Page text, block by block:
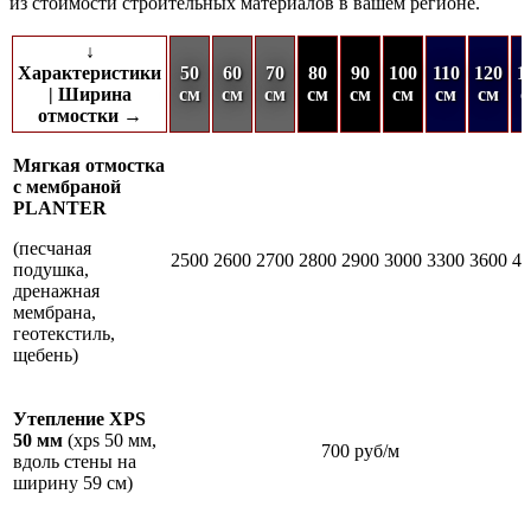
↓
Характеристики
| Ширина
отмостки →
50
см
60
см
70
см
80
см
90
см
100
см
110
см
120
см
Мягкая отмостка
с мембраной
PLANTER
(песчаная
подушка,
дренажная
мембрана,
геотекстиль,
щебень)
2500 2600 2700 2800 2900 3000 3300 3600
Утепление XPS
50 мм (xps 50 мм,
вдоль стены на
ширину 59 см)
700 руб/м